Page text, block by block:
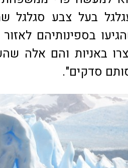
בעל צבע סגלגל
בספינותיהם
באניות והם אלה
סדקים".